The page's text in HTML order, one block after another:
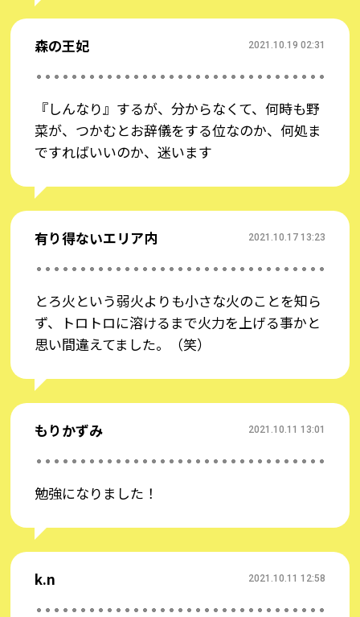
・少々
・適宜
・小判形
・おおさじ
そのほかの「レシピ語」は下記ページでもご紹介し
ていますので、ぜひご覧ください。
＞完熟トマトのハヤシライスソース Presents
森の王妃 2021.10.19 02:31
『しんなり』するが、分からなくて、何時も野
菜が、つかむとお辞儀をする位なのか、何処ま
ですればいいのか、迷います
有り得ないエリア内 2021.10.17 13:23
とろ火という弱火よりも小さな火のことを知ら
ず、トロトロに溶けるまで火力を上げる事かと
思い間違えてました。（笑）
もりかずみ 2021.10.11 13:01
勉強になりました！
k.n 2021.10.11 12:58